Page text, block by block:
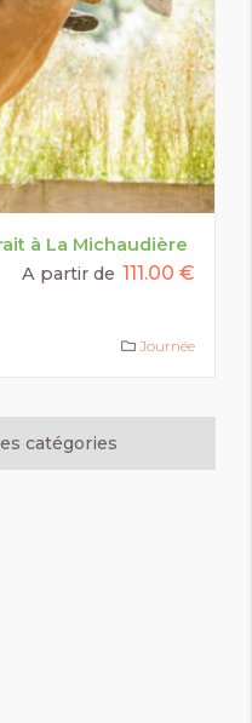
à La Michaudière
A partir de 111.00 €
Journée
catégories